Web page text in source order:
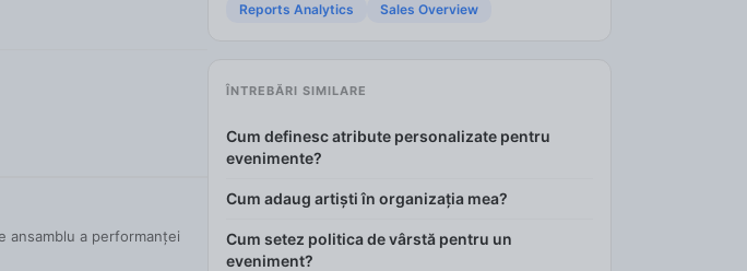
ansamblu a performanței
Reports Analytics
Sales Overview
ÎNTREBĂRI SIMILARE
Cum definesc atribute personalizate pentru
evenimente?
Cum adaug artiști în organizația mea?
Cum setez politica de vârstă pentru un
eveniment?